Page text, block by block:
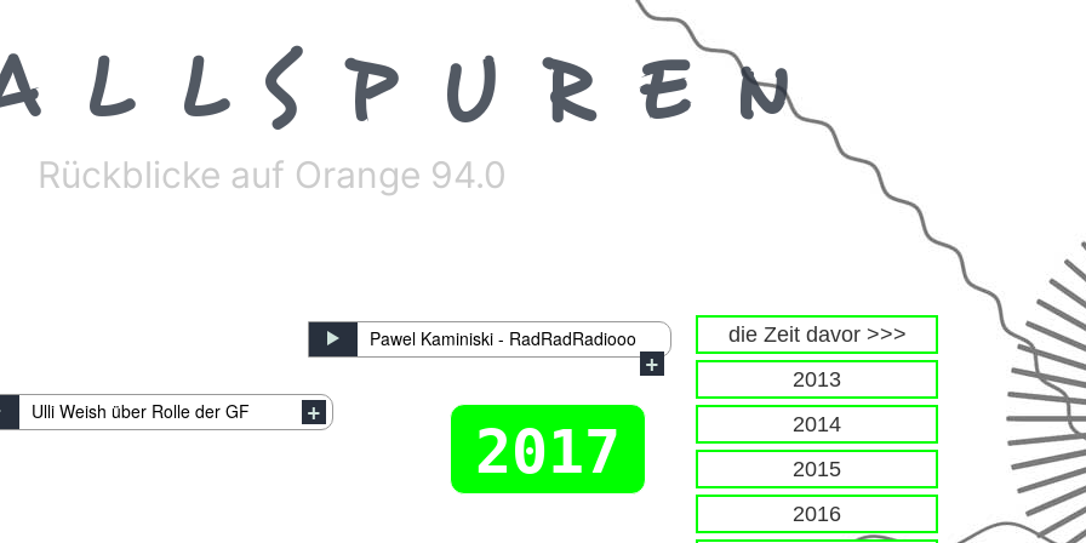
Rückblicke auf Orange 94.0
die Zeit davor >>>
2013
2014
2015
2016
Pawel Kaminiski - RadRadRadiooo
Ulli Weish über Rolle der GF
2017